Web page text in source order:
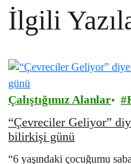
İlgili
Çalıştığımız Alanlar
“Çevreciler Geliyor”
bilirkişi günü
“6 yaşındaki çocuğumu